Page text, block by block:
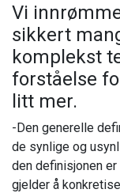
Vi
sikkert
komplekst
forståelse
litt mer.
-Den generelle
de synlige og
den definisjonen
gjelder å